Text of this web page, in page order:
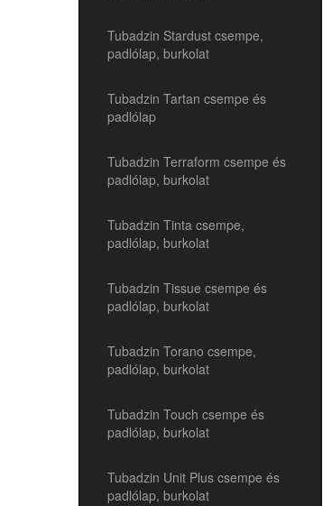
Tubadzin Stardust csempe,
padlólap, burkolat
Tubadzin Tartan csempe és
padlólap
Tubadzin Terraform csempe és
padlólap, burkolat
Tubadzin Tinta csempe,
padlólap, burkolat
Tubadzin Tissue csempe és
padlólap, burkolat
Tubadzin Torano csempe,
padlólap, burkolat
Tubadzin Touch csempe és
padlólap, burkolat
Tubadzin Unit Plus csempe és
padlólap, burkolat